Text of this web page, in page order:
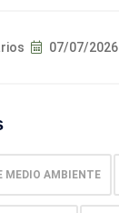
07/07/2026
MEDIO AMBIENTE